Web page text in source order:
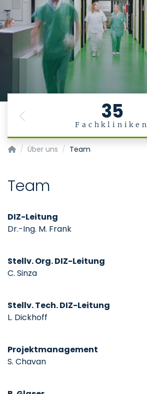
35
Fachkliniken
Previous
Datenintegrationszentrum
Über uns Team
Team
DIZ-Leitung
Dr.-Ing. M. Frank
Stellv. Org. DIZ-Leitung
C. Sinza
Stellv. Tech. DIZ-Leitung
L. Dickhoff
Projektmanagement
S. Chavan